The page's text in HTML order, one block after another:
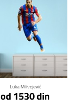
Luka Milivojević
od 1530 din
Klikni za detalje